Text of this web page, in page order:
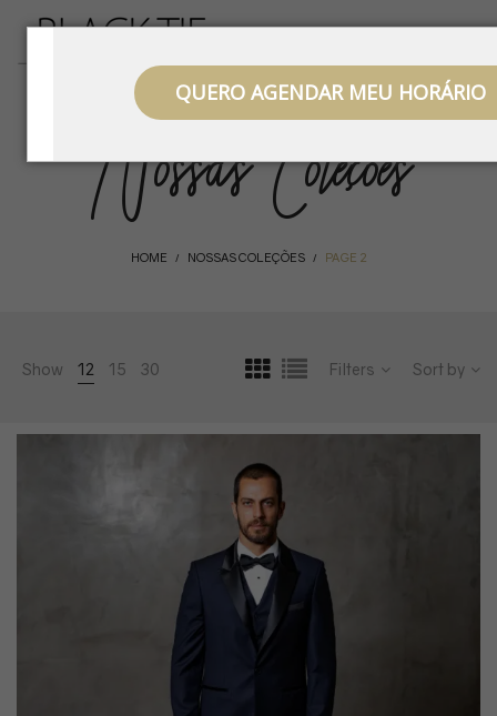
QUERO AGENDAR MEU HORÁRIO
Nossas Coleções
HOME / NOSSAS COLEÇÕES / PAGE 2
Show 12 15 30 Filters Sort by